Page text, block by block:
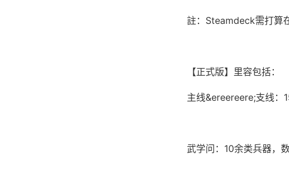
註：Steamdeck需打算
【正式版】里容包括：
主线&ereereere;支线：
武学问：10余类兵器，